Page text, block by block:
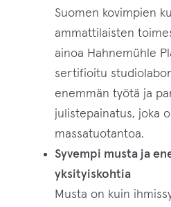
Suomen kovimpien
ammattilaisten
ainoa Hahnemühle
sertifioitu
enemmän työtä ja
julistepainatus, joka
massatuotantoa.
Syvempi musta ja
yksityiskohtia
Musta on kuin